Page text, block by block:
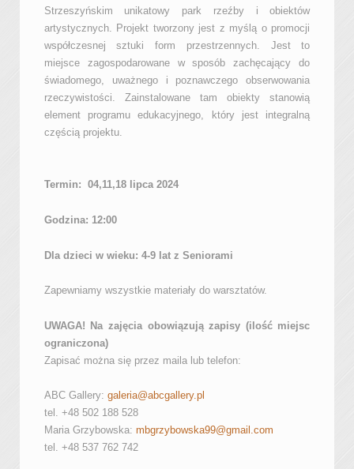
Strzeszyńskim unikatowy park rzeźby i obiektów
artystycznych. Projekt tworzony jest z myślą o promocji
współczesnej sztuki form przestrzennych. Jest to
miejsce zagospodarowane w sposób zachęcający do
świadomego, uważnego i poznawczego obserwowania
rzeczywistości. Zainstalowane tam obiekty stanowią
element programu edukacyjnego, który jest integralną
częścią projektu.
Termin: 04,11,18 lipca 2024
Godzina: 12:00
Dla dzieci w wieku: 4-9 lat z Seniorami
Zapewniamy wszystkie materiały do warsztatów.
UWAGA! Na zajęcia obowiązują zapisy (ilość miejsc
ograniczona)
Zapisać można się przez maila lub telefon:
ABC Gallery: galeria@abcgallery.pl
tel. +48 502 188 528
Maria Grzybowska: mbgrzybowska99@gmail.com
tel. +48 537 762 742